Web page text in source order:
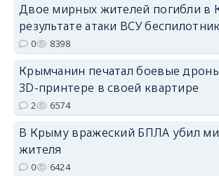
Двое мирных жителей погибли в
результате атаки ВСУ
0 8398
Крымчанин печатал боевые
3D-принтере в своей квартире
2 6574
В Крыму вражеский БПЛА убил
жителя
0 6424